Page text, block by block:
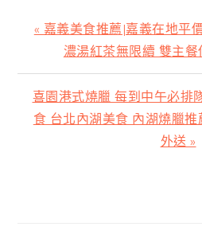
上
篇
文
章:
« 嘉義美食推薦|嘉義在地平
濃湯紅茶無限續 雙主餐
下
一
喜園港式燒臘 每到中午必排
食 台北內湖美食 內湖燒臘
外送 »